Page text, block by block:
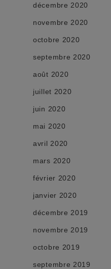
décembre 2020
novembre 2020
octobre 2020
septembre 2020
août 2020
juillet 2020
juin 2020
mai 2020
avril 2020
mars 2020
février 2020
janvier 2020
décembre 2019
novembre 2019
octobre 2019
septembre 2019